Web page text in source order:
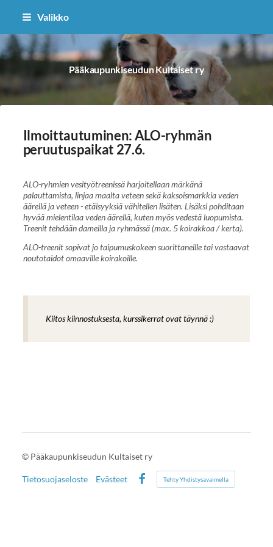
Siirry
sivun
sisältöön
Valikko
Pääkaupunkiseudun Kultaiset ry
Ilmoittautuminen: ALO-ryhmän
peruutuspaikat 27.6.
ALO-ryhmien vesityötreenissä harjoitellaan märkänä
palauttamista, linjaa maalta veteen sekä kaksoismarkkia veden
äärellä ja veteen - etäisyyksiä vähitellen lisäten. Lisäksi pohditaan
hyvää mielentilaa veden äärellä, kuten myös vedestä luopumista.
Treenit tehdään dameilla ja ryhmässä (max. 5 koirakkoa / kerta).
ALO-treenit sopivat jo taipumuskokeen suorittaneille tai vastaavat
noutotaidot omaaville koirakoille.
Kiitos kiinnostuksesta, kurssikerrat ovat täynnä :)
© Pääkaupunkiseudun Kultaiset ry
Tietosuojaseloste
Evästeet
Facebook
Tehty Yhdistysavaimella